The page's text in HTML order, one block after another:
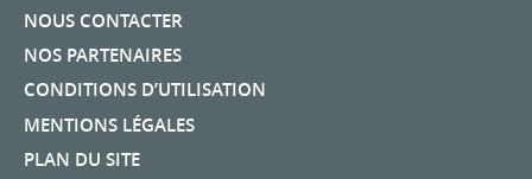
NOUS CONTACTER
NOS PARTENAIRES
CONDITIONS D’UTILISATION
MENTIONS LÉGALES
PLAN DU SITE